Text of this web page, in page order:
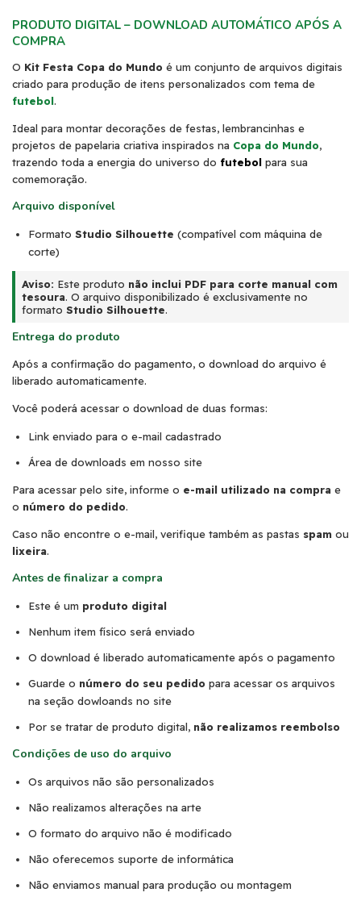
PRODUTO DIGITAL – DOWNLOAD AUTOMÁTICO APÓS A
COMPRA
O Kit Festa Copa do Mundo é um conjunto de arquivos digitais
criado para produção de itens personalizados com tema de
futebol.
Ideal para montar decorações de festas, lembrancinhas e
projetos de papelaria criativa inspirados na Copa do Mundo,
trazendo toda a energia do universo do futebol para sua
comemoração.
Arquivo disponível
Formato Studio Silhouette (compatível com máquina de
corte)
Aviso: Este produto não inclui PDF para corte manual com
tesoura. O arquivo disponibilizado é exclusivamente no
formato Studio Silhouette.
Entrega do produto
Após a confirmação do pagamento, o download do arquivo é
liberado automaticamente.
Você poderá acessar o download de duas formas:
Link enviado para o e-mail cadastrado
Área de downloads em nosso site
Para acessar pelo site, informe o e-mail utilizado na compra e
o número do pedido.
Caso não encontre o e-mail, verifique também as pastas spam ou
lixeira.
Antes de finalizar a compra
Este é um produto digital
Nenhum item físico será enviado
O download é liberado automaticamente após o pagamento
Guarde o número do seu pedido para acessar os arquivos
na seção dowloands no site
Por se tratar de produto digital, não realizamos reembolso
Condições de uso do arquivo
Os arquivos não são personalizados
Não realizamos alterações na arte
O formato do arquivo não é modificado
Não oferecemos suporte de informática
Não enviamos manual para produção ou montagem